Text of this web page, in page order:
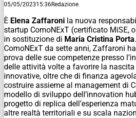
05/05/202315:36Redazione
È Elena Zaffaroni la nuova
startup ComoNExT (certificato MiSE,
in sostituzione di Maria Cristina Porta
ComoNExT da sette anni, Zaffaroni
prova delle sue competenze presso
delle attività volte a favorire la
innovative, oltre che di finanza
costruire assieme al management di
modello di sviluppo dell’innovation
progetto di replica dell’esperienza
altre realtà territoriali e su scala